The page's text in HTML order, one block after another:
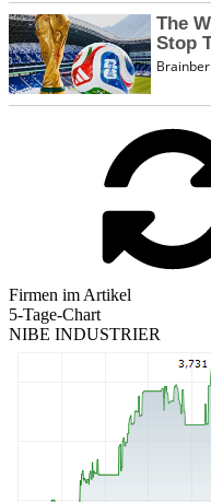
Firmen im Artikel
5-Tage-Chart
NIBE INDUSTRIER